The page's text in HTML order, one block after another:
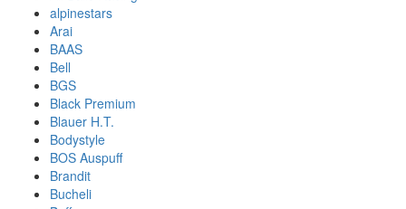
alpinestars
Arai
BAAS
Bell
BGS
Black Premium
Blauer H.T.
Bodystyle
BOS Auspuff
Brandit
Bucheli